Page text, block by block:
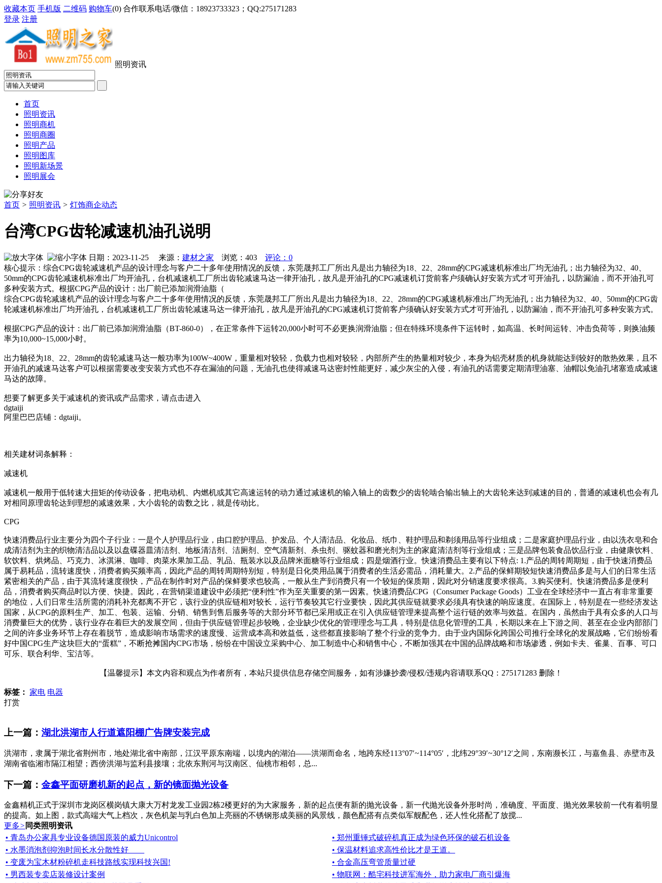
收藏本页 手机版 二维码 购物车(0) 合作联系电话/微信：18923733323；QQ:275171283
登录 注册
照明资讯
首页
照明资讯
照明商机
照明商圈
照明产品
照明图库
照明新场景
照明展会
首页 > 照明资讯 > 灯饰商企动态
台湾CPG齿轮减速机油孔说明
日期：2023-11-25 来源： 建材之家 浏览： 403
评论：0
核心提示：综合CPG齿轮减速机产品的设计理念与客户二十多年使用情况的反馈，东莞晟邦工厂所出凡是出力轴径为18、22、28mm的CPG减速机标准出厂均无油孔；出力轴径为32、40、
50mm的CPG齿轮减速机标准出厂均开油孔，台机减速机工厂所出齿轮减速马达一律开油孔，故凡是开油孔的CPG减速机订货前客户须确认好安装方式才可开油孔，以防漏油，而不开油孔可
多种安装方式。根据CPG产品的设计：出厂前已添加润滑油脂（
综合CPG齿轮减速机产品的设计理念与客户二十多年使用情况的反馈，东莞晟邦工厂所出凡是出力轴径为18、22、28mm的CPG减速机标准出厂均无油孔；出力轴径为32、40、50mm的CPG齿
轮减速机标准出厂均开油孔，台机减速机工厂所出齿轮减速马达一律开油孔，故凡是开油孔的CPG减速机订货前客户须确认好安装方式才可开油孔，以防漏油，而不开油孔可多种安装方式。
根据CPG产品的设计：出厂前已添加润滑油脂（BT-860-0），在正常条件下运转20,000小时可不必更换润滑油脂；但在特殊环境条件下运转时，如高温、长时间运转、冲击负荷等，则换油频
率为10,000~15,000小时。
出力轴径为18、22、28mm的齿轮减速马达一般功率为100W~400W，重量相对较轻，负载力也相对较轻，内部所产生的热量相对较少，本身为铝壳材质的机身就能达到较好的散热效果，且不
开油孔的减速马达客户可以根据需要改变安装方式也不存在漏油的问题，无油孔也使得减速马达密封性能更好，减少灰尘的入侵，有油孔的话需要定期清理油塞、油帽以免油孔堵塞造成减速
马达的故障。
想要了解更多关于减速机的资讯或产品需求，请点击进入
dgtaiji
阿里巴巴店铺：dgtaiji。
相关建材词条解释：
减速机
减速机一般用于低转速大扭矩的传动设备，把电动机、内燃机或其它高速运转的动力通过减速机的输入轴上的齿数少的齿轮啮合输出轴上的大齿轮来达到减速的目的，普通的减速机也会有几
对相同原理齿轮达到理想的减速效果，大小齿轮的齿数之比，就是传动比。
CPG
快速消费品行业主要分为四个子行业：一是个人护理品行业，由口腔护理品、护发品、个人清洁品、化妆品、纸巾、鞋护理品和剃须用品等行业组成；二是家庭护理品行业，由以洗衣皂和合
成清洁剂为主的织物清洁品以及以盘碟器皿清洁剂、地板清洁剂、洁厕剂、空气清新剂、杀虫剂、驱蚊器和磨光剂为主的家庭清洁剂等行业组成；三是品牌包装食品饮品行业，由健康饮料、
软饮料、烘烤品、巧克力、冰淇淋、咖啡、肉菜水果加工品、乳品、瓶装水以及品牌米面糖等行业组成；四是烟酒行业。快速消费品主要有以下特点: 1.产品的周转周期短，由于快速消费品
属于易耗品，流转速度快，消费者购买频率高，因此产品的周转周期特别短，特别是日化类用品属于消费者的生活必需品，消耗量大。2.产品的保鲜期较短快速消费品多是与人们的日常生活
紧密相关的产品，由于其流转速度很快，产品在制作时对产品的保鲜要求也较高，一般从生产到消费只有一个较短的保质期，因此对分销速度要求很高。3.购买便利。快速消费品多是便利
品，消费者购买商品时以方便、快捷。因此，在营销渠道建设中必须把“便利性”作为至关重要的第一因素。快速消费品CPG（Consumer Package Goods）工业在全球经济中一直占有非常重要
的地位，人们日常生活所需的消耗补充都离不开它，该行业的供应链相对较长，运行节奏较其它行业要快，因此其供应链就要求必须具有快速的响应速度。在国际上，特别是在一些经济发达
国家，从CPG的原料生产、加工、包装、运输、分销、销售到售后服务等的大部分环节都已采用或正在引入供应链管理来提高整个运行链的效率与效益。在国内，虽然由于具有众多的人口与
消费量巨大的优势，该行业存在着巨大的发展空间，但由于供应链管理起步较晚，企业缺少优化的管理理念与工具，特别是信息化管理的工具，长期以来在上下游之间、甚至在企业内部部门
之间的许多业务环节上存在着脱节，造成影响市场需求的速度慢、运营成本高和效益低，这些都直接影响了整个行业的竞争力。由于业内国际化跨国公司推行全球化的发展战略，它们纷纷看
好中国CPG生产这块巨大的“蛋糕”，不断抢摊国内CPG市场，纷纷在中国设立采购中心、加工制造中心和销售中心，不断加强其在中国的品牌战略和市场渗透，例如卡夫、雀巢、百事、可口
可乐、联合利华、宝洁等。
【温馨提示】本文内容和观点为作者所有，本站只提供信息存储空间服务，如有涉嫌抄袭/侵权/违规内容请联系QQ：275171283 删除！
标签： 家电 电器
打赏
上一篇： 湖北洪湖市人行道遮阳棚广告牌安装完成
洪湖市，隶属于湖北省荆州市，地处湖北省中南部，江汉平原东南端，以境内的湖泊——洪湖而命名，地跨东经113°07′~114°05′，北纬29°39′~30°12′之间，东南濒长江，与嘉鱼县、赤壁市及
湖南省临湘市隔江相望；西傍洪湖与监利县接壤；北依东荆河与汉南区、仙桃市相邻，总...
下一篇： 金鑫平面研磨机新的起点，新的镜面抛光设备
金鑫精机正式于深圳市龙岗区横岗镇大康大万村龙发工业园2栋2楼更好的为大家服务，新的起点便有新的抛光设备，新一代抛光设备外形时尚，准确度、平面度、抛光效果较前一代有着明显
的提高。如上图，款式高端大气上档次，灰色机架与乳白色加上亮丽的不锈钢形成美丽的风景线，颜色配搭有点类似军舰配色，还人性化搭配了放搅...
更多> 同类照明资讯
• 青岛办公家具专业设备德国原装的威力Unicontrol
• 郑州重锤式破碎机真正成为绿色环保的破石机设备
• 水墨消泡剂抑泡时间长水分散性好
• 保温材料追求高性价比才是王道。
• 变废为宝木材粉碎机走科技路线实现科技兴国!
• 合金高压弯管质量过硬
• 男西装专卖店装修设计案例
• 物联网：酷宅科技进军海外，助力家电厂商引爆海